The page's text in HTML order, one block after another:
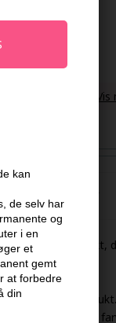
kan
de selv har
og
i en
et
gemt
at forbedre
din
er et 3-i-1 produkt,
og samme
og intense